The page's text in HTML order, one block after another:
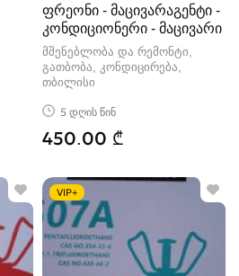
ფრეონი - მაცივარაგენტი -
კონდიციონერი - მაცივარი
მშენებლობა და რემონტი,
გათბობა, კონდიცირება
თბილისი
5 დღის წინ
450.00 ₾
VIP+